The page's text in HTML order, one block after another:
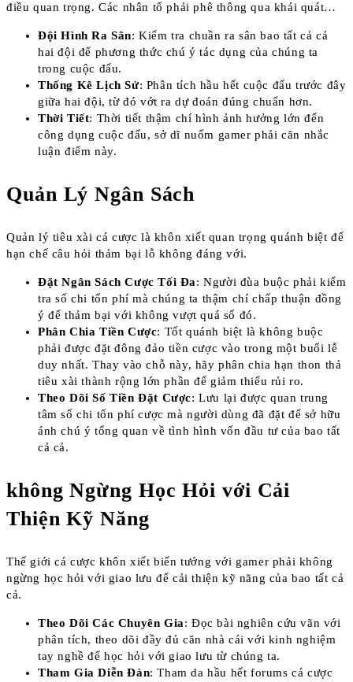
điều quan trọng. Các nhân tố phải phê thông qua khái quát…
Đội Hình Ra Sân: Kiểm tra chuần ra sân bao tất cả cả
hai đội để phương thức chú ý tác dụng của chúng ta
trong cuộc đấu.
Thống Kê Lịch Sử: Phân tích hầu hết cuộc đấu trước đây
giữa hai đội, từ đó vớt ra dự đoán đúng chuẩn hơn.
Thời Tiết: Thời tiết thậm chí hình ảnh hưởng lớn đến
công dụng cuộc đấu, sở dĩ nuốm gamer phải căn nhắc
luận điểm này.
Quản Lý Ngân Sách
Quản lý tiêu xài cá cược là khôn xiết quan trọng quánh biệt để
hạn chế câu hỏi thảm bại lỗ không đáng với.
Đặt Ngân Sách Cược Tối Đa: Người đùa buộc phải kiểm
tra số chi tổn phí mà chúng ta thậm chí chấp thuận đồng
ý để thảm bại với không vượt quá số đó.
Phân Chia Tiền Cược: Tốt quánh biệt là không buộc
phải được đặt đông đảo tiền cược vào trong một buổi lễ
duy nhất. Thay vào chỗ này, hãy phân chia hạn thon thả
tiêu xài thành rộng lớn phần để giảm thiểu rủi ro.
Theo Dõi Số Tiền Đặt Cược: Lưu lại được quan trung
tâm số chi tổn phí cược mà người dùng đã đặt để sở hữu
ánh chú ý tổng quan về tình hình vốn đầu tư của bao tất
cả cả.
không Ngừng Học Hỏi với Cải
Thiện Kỹ Năng
Thế giới cá cược khôn xiết biến tướng với gamer phải không
ngừng học hỏi với giao lưu để cải thiện kỹ năng của bao tất cả
cả.
Theo Dõi Các Chuyên Gia: Đọc bài nghiên cứu vãn với
phân tích, theo dõi đầy đủ căn nhà cái với kinh nghiệm
tay nghề để học hỏi với giao lưu từ chúng ta.
Tham Gia Diễn Đàn: Tham da hầu hết forums cá cược